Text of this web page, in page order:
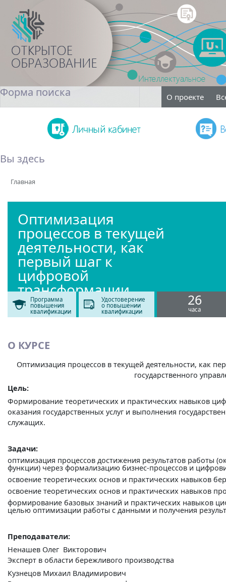
Форма поиска О проекте
Вы здесь
Главная
Оптимизация
процессов в текущей
деятельности, как
первый шаг к
цифровой
трансформации
муниципального
управления
Программа
повышения
квалификации
Удостоверение
о повышении
квалификации
26
часа
О КУРСЕ
Оптимизация процессов в текущей деятельности, как
государственного
Цель:
Формирование теоретических и практических навыков
оказания государственных услуг и выполнения
служащих.
Задачи:
оптимизация процессов достижения результатов работы
функции) через формализацию бизнес-процессов и
освоение теоретических основ и практических навыков
освоение теоретических основ и практических навыков
формирование базовых знаний и практических навыков
целью оптимизации работы с данными и получения
Преподаватели:
Ненашев Олег Викторович
Эксперт в области бережливого производства
Кузнецов Михаил Владимирович